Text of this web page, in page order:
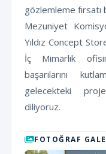
gözlemleme fırsatı
Mezuniyet
Yıldız Concept
İç Mimarlık
başarılarını
gelecekteki
diliyoruz.
FOTOĞRAF